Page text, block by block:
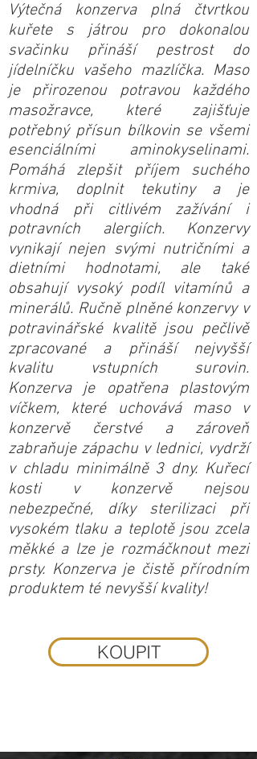
Výtečná konzerva plná čtvrtkou
kuřete s játrou pro dokonalou
svačinku přináší pestrost do
jídelníčku vašeho mazlíčka. Maso
je přirozenou potravou každého
masožravce, které zajišťuje
potřebný přísun bílkovin se všemi
esenciálními aminokyselinami.
Pomáhá zlepšit příjem suchého
krmiva, doplnit tekutiny a je
vhodná při citlivém zažívání i
potravních alergiích. Konzervy
vynikají nejen svými nutričními a
dietními hodnotami, ale také
obsahují vysoký podíl vitamínů a
minerálů. Ručně plněné konzervy v
potravinářské kvalitě jsou pečlivě
zpracované a přináší nejvyšší
kvalitu vstupních surovin.
Konzerva je opatřena plastovým
víčkem, které uchovává maso v
konzervě čerstvé a zároveň
zabraňuje zápachu v lednici, vydrží
v chladu minimálně 3 dny. Kuřecí
kosti v konzervě nejsou
nebezpečné, díky sterilizaci při
vysokém tlaku a teplotě jsou zcela
měkké a lze je rozmáčknout mezi
prsty. Konzerva je čistě přírodním
produktem té nevyšší kvality!
KOUPIT